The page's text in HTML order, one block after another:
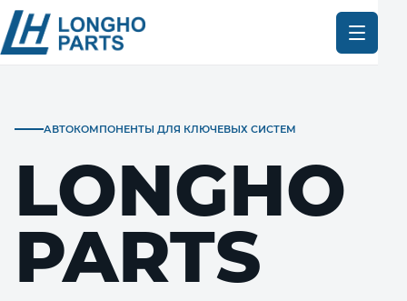
АВТОКОМПОНЕНТЫ ДЛЯ КЛЮЧЕВЫХ СИСТЕМ
LONGHO
PARTS